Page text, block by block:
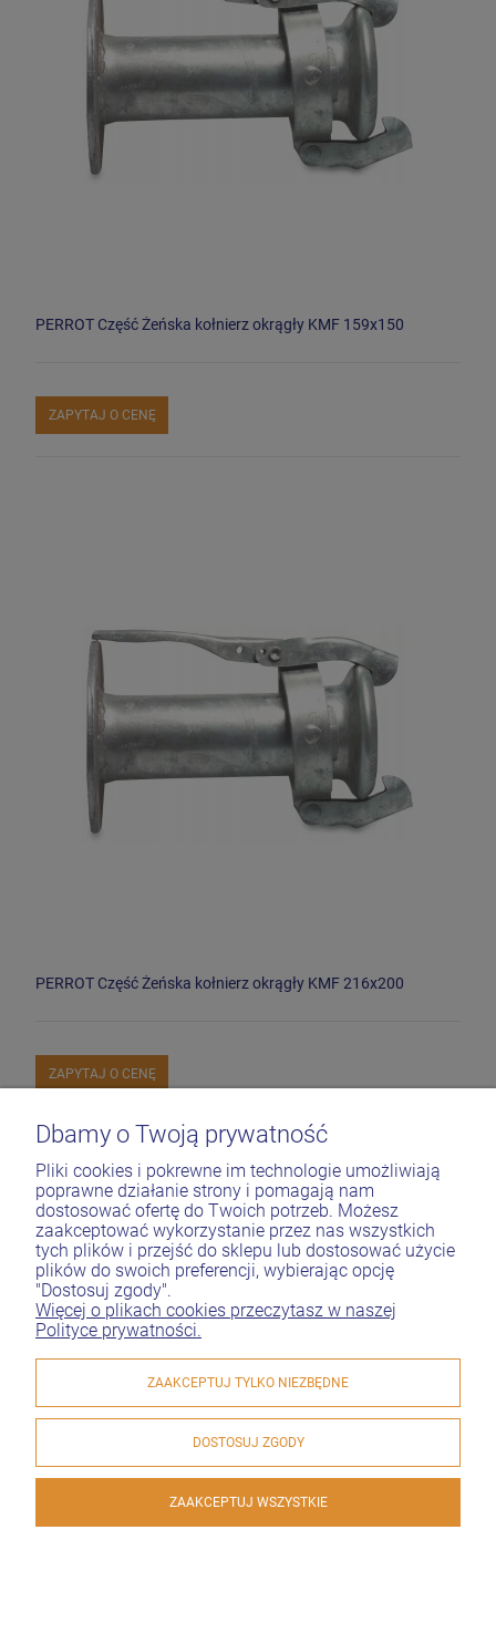
PERROT Część Żeńska kołnierz okrągły KMF 159x150
ZAPYTAJ O CENĘ
PERROT Część Żeńska kołnierz okrągły KMF 216x200
ZAPYTAJ O CENĘ
Dbamy o Twoją prywatność
Pliki cookies i pokrewne im technologie umożliwiają
poprawne działanie strony i pomagają nam
dostosować ofertę do Twoich potrzeb. Możesz
zaakceptować wykorzystanie przez nas wszystkich
tych plików i przejść do sklepu lub dostosować użycie
plików do swoich preferencji, wybierając opcję
"Dostosuj zgody".
Więcej o plikach cookies przeczytasz w naszej
Polityce prywatności.
ZAAKCEPTUJ TYLKO NIEZBĘDNE
DOSTOSUJ ZGODY
ZAAKCEPTUJ WSZYSTKIE